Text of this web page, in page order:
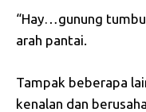
“Hay…gunung
arah pantai.
Tampak beberapa
kenalan dan